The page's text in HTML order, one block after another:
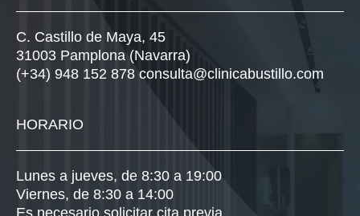
C. Castillo de Maya, 45
31003 Pamplona (Navarra)
(+34) 948 152 878 consulta@clinicabustillo.com
HORARIO
Lunes a jueves, de 8:30 a 19:00
Viernes, de 8:30 a 14:00